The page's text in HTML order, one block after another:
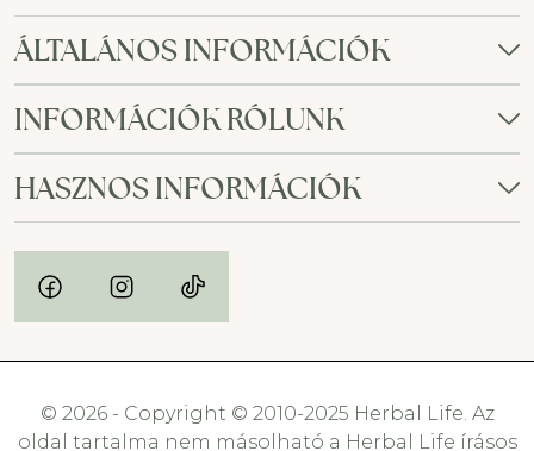
ÁLTALÁNOS INFORMÁCIÓK
INFORMÁCIÓK RÓLUNK
HASZNOS INFORMÁCIÓK
© 2026 - Copyright © 2010-2025 Herbal Life. Az
oldal tartalma nem másolható a Herbal Life írásos